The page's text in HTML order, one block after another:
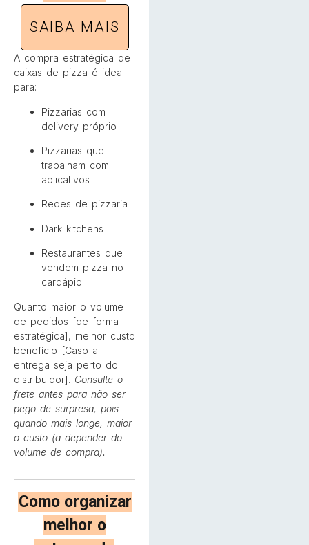
SAIBA MAIS
A compra estratégica de
caixas de pizza é ideal
para:
Pizzarias com
delivery próprio
Pizzarias que
trabalham com
aplicativos
Redes de pizzaria
Dark kitchens
Restaurantes que
vendem pizza no
cardápio
Quanto maior o volume
de pedidos [de forma
estratégica], melhor custo
benefício [Caso a
entrega seja perto do
distribuidor]. Consulte o
frete antes para não ser
pego de surpresa, pois
quando mais longe, maior
o custo (a depender do
volume de compra).
Como organizar
melhor o